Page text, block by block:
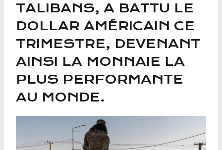
TALIBANS, A BATTU LE
DOLLAR AMÉRICAIN CE
TRIMESTRE, DEVENANT
AINSI LA MONNAIE LA
PLUS PERFORMANTE
AU MONDE.